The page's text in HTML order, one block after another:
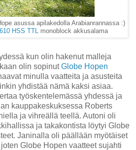
asussa apilakedolla Arabianrannassa :)
HSS TTL monoblock akkusalama
kun olin hakenut malleja
olin sopinutGlobe Hopen
minulla vaatteita ja asusteita
yhdistää nämä kaksi asiaa.
työskentelemässä yhdessä ja
kauppakeskuksessa Roberts
ja vihreällä teellä. Autoni oli
ja takakontista löytyi Globe
Janinalla oli päällään myötäiset
Globe Hopen vaatteet sujahti